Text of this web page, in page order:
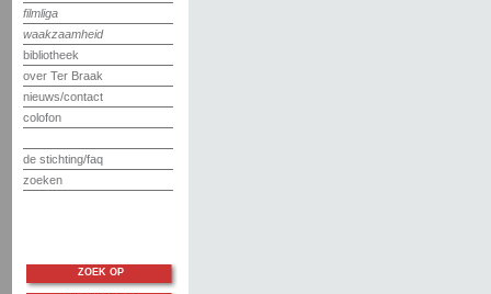
filmliga
waakzaamheid
bibliotheek
over Ter Braak
nieuws/contact
colofon
de stichting/faq
zoeken
ZOEK OP